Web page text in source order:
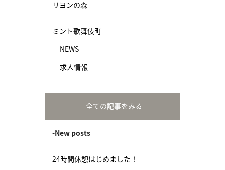
リヨンの森
ミント歌舞伎町
NEWS
求人情報
-全ての記事をみる
-New posts
24時間休憩はじめました！